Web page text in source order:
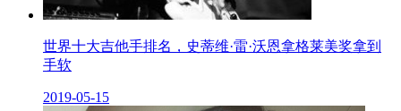
世界十大吉他手排名，史蒂维·雷·沃恩拿格莱美奖拿到
手软
2019-05-15